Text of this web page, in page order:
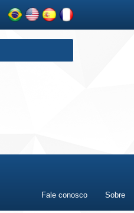
Fale conosco Sobre